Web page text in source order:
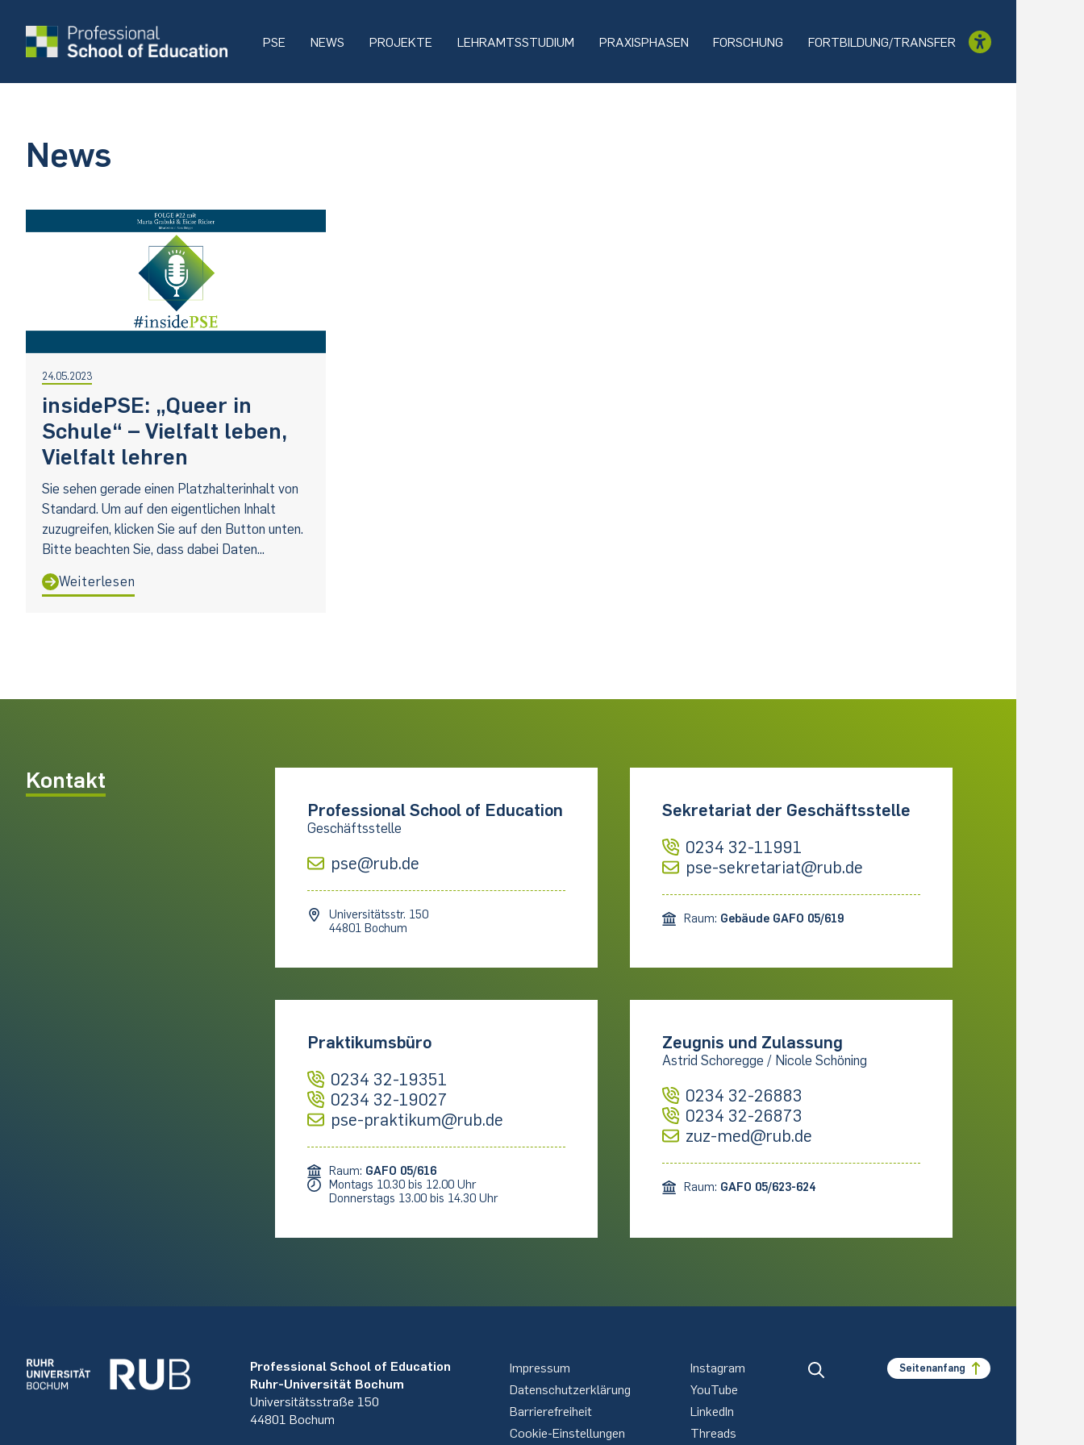
PSE NEWS PROJEKTE LEHRAMTSSTUDIUM PRAXISPHASEN FORSCHUNG FORTBILDUNG/TRANSFER
News
24.05.2023
insidePSE: „Queer in
Schule“ – Vielfalt leben,
Vielfalt lehren
Sie sehen gerade einen Platzhalterinhalt von
Standard. Um auf den eigentlichen Inhalt
zuzugreifen, klicken Sie auf den Button unten.
Bitte beachten Sie, dass dabei Daten...
Weiterlesen
Kontakt
Professional School of Education
Geschäftsstelle
pse@rub.de
Universitätsstr. 150
44801 Bochum
Sekretariat der Geschäftsstelle
0234 32-11991
pse-sekretariat@rub.de
Raum: Gebäude GAFO 05/619
Praktikumsbüro
0234 32-19351
0234 32-19027
pse-praktikum@rub.de
Raum: GAFO 05/616
Montags 10.30 bis 12.00 Uhr
Donnerstags 13.00 bis 14.30 Uhr
Zeugnis und Zulassung
Astrid Schoregge / Nicole Schöning
0234 32-26883
0234 32-26873
zuz-med@rub.de
Raum: GAFO 05/623-624
Professional School of Education
Ruhr-Universität Bochum
Universitätsstraße 150
44801 Bochum
Impressum
Datenschutzerklärung
Barrierefreiheit
Cookie-Einstellungen
Instagram
YouTube
LinkedIn
Threads
Seitenanfang